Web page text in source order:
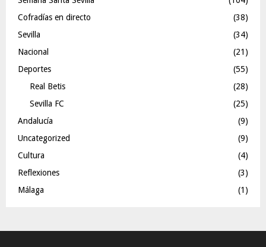
Cofradías en directo
(38)
Sevilla
(34)
Nacional
(21)
Deportes
(55)
Real Betis
(28)
Sevilla FC
(25)
Andalucía
(9)
Uncategorized
(9)
Cultura
(4)
Reflexiones
(3)
Málaga
(1)